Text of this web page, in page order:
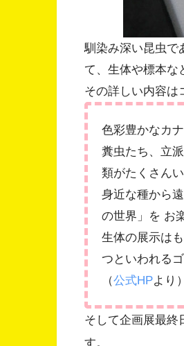
馴染み深い昆虫で
て、生体や標本な
その詳しい内容は
色彩豊かなカ
糞虫たち、立
類がたくさんい
身近な種から
の世界」を お
生体の展示は
つといわれる
（公式HPより）
そして企画展最終
す。